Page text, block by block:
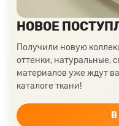
Ткани лимонного цвета
Ткани красного цвета
Изумрудный цвет ткани
Ткани желтого цвета
Цвет ткани бежевый
НОВОЕ
Получили новую
оттенки, натуральные,
материалов уже ждут
каталоге ткани!